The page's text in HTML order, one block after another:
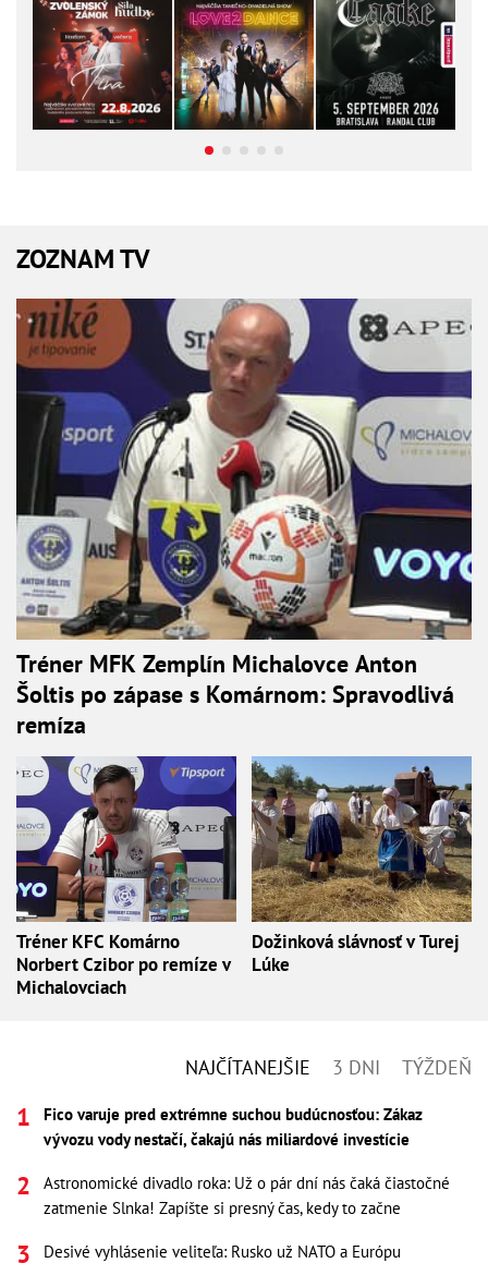
ZOZNAM TV
Tréner MFK Zemplín Michalovce Anton
Šoltis po zápase s Komárnom: Spravodlivá
remíza
Tréner KFC Komárno
Norbert Czibor po remíze v
Michalovciach
Dožinková slávnosť v Turej
Lúke
NAJČÍTANEJŠIE 3 DNI TÝŽDEŇ
Fico varuje pred extrémne suchou budúcnosťou: Zákaz
vývozu vody nestačí, čakajú nás miliardové investície
Astronomické divadlo roka: Už o pár dní nás čaká čiastočné
zatmenie Slnka! Zapíšte si presný čas, kedy to začne
Desivé vyhlásenie veliteľa: Rusko už NATO a Európu